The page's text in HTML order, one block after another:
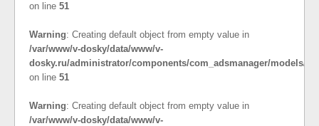
on line 51
Warning: Creating default object from empty value in
/var/www/v-dosky/data/www/v-
dosky.ru/administrator/components/com_adsmanager/models/
on line 51
Warning: Creating default object from empty value in
/var/www/v-dosky/data/www/v-